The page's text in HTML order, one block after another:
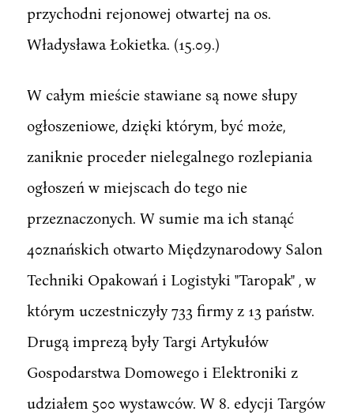
przychodni rejonowej otwartej na os.
Władysława Łokietka. (15.09.)
W całym mieście stawiane są nowe słupy
ogłoszeniowe, dzięki którym, być może,
zaniknie proceder nielegalnego rozlepiania
ogłoszeń w miejscach do tego nie
przeznaczonych. W sumie ma ich stanąć
40znańskich otwarto Międzynarodowy Salon
Techniki Opakowań i Logistyki "Taropak" , w
którym uczestniczyły 733 firmy z 13 państw.
Drugą imprezą były Targi Artykułów
Gospodarstwa Domowego i Elektroniki z
udziałem 500 wystawców. W 8. edycji Targów